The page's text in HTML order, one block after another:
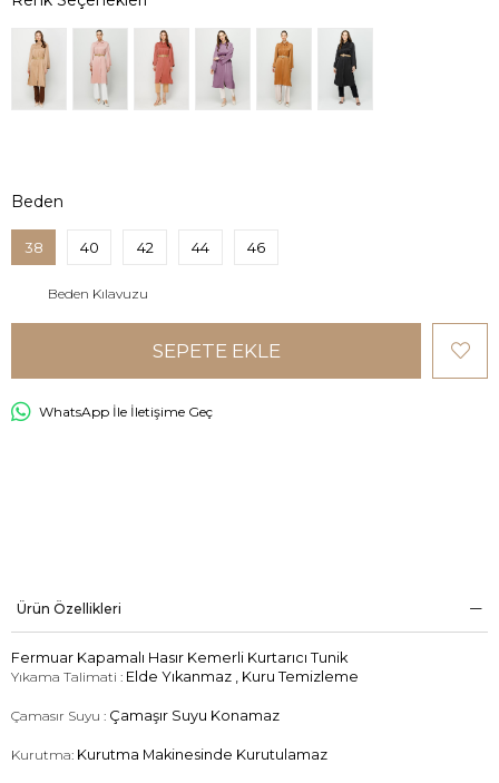
Beden
38 40 42 44 46
Beden Kılavuzu
WhatsApp İle İletişime Geç
Ürün Özellikleri
Fermuar Kapamalı Hasır Kemerli Kurtarıcı Tunik
Yıkama Talimati : Elde Yıkanmaz , Kuru Temizleme
Çamasır Suyu : Çamaşır Suyu Konamaz
Kurutma: Kurutma Makinesinde Kurutulamaz